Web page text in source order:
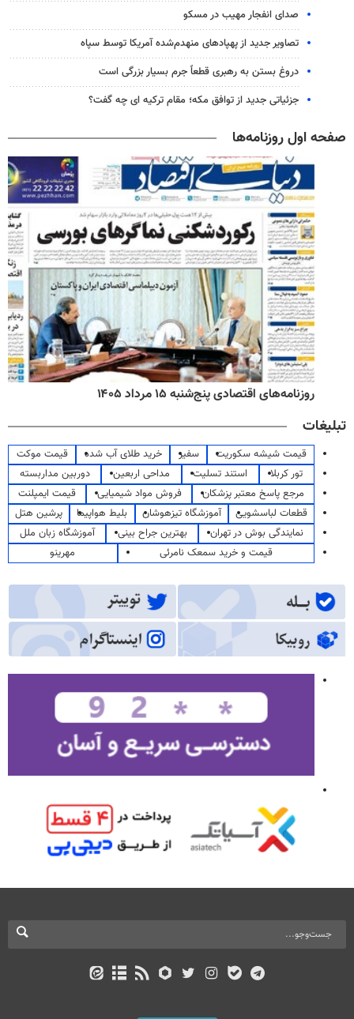
صدای انفجار مهیب در مسکو
تصاویر جدید از پهپادهای منهدم‌شده آمریکا توسط سپاه
دروغ بستن به رهبری قطعاً جرم بسیار بزرگی است
جزئیاتی جدید از توافق مکه؛ مقام ترکیه ای چه گفت؟
صفحه اول روزنامه‌ها
روزنامه‌های اقتصادی پنج‌شنبه ۱۵ مرداد ۱۴۰۵
تبلیغات
قیمت شیشه سکوریت سفیر خرید طلای آب شده
قیمت موکت
تور کربلا
استند تسلیت مداحی اربعین
دوربین مداربسته
مرجع پاسخ معتبر پزشکان
فروش مواد شیمیایی
قیمت ایمپلنت
قطعات لباسشویی
آموزشگاه تیزهوشان بلیط هواپیما
پرشین هتل
نمایندگی بوش در تهران
بهترین جراح بینی
آموزشگاه زبان ملل
قیمت و خرید سمعک نامرئی
مهرینو